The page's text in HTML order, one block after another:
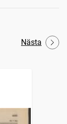
Nästa